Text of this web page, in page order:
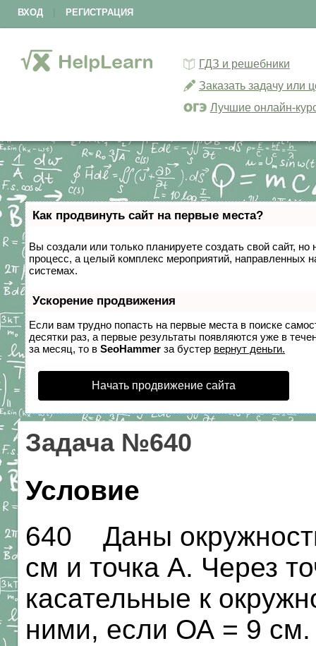
ВХОД РЕГИСТРАЦИЯ
ГДЗ и решебники
Заказать задачу или
Лучшие онлайн-
Как продвинуть сайт на первые места?
Вы создали или только планируете создать свой сайт,
процесс, а целый комплекс мероприятий, направленных
системах.
Ускорение продвижения
Если вам трудно попасть на первые места в поиске
десятки раз, а первые результаты появляются уже в
за месяц, то в SeoHammer за бустер вернут деньги.
Начать продвижение сайта
Задача №640
Условие
640 Даны
см и точка А. Через
касательные к
ними, если ОА = 9 см.